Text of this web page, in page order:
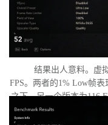
结果出人意料。虚
FPS。两者的1% Low帧表
之下，另一个版本为116
式下的优化竟如此之好
理器带来负担并降低